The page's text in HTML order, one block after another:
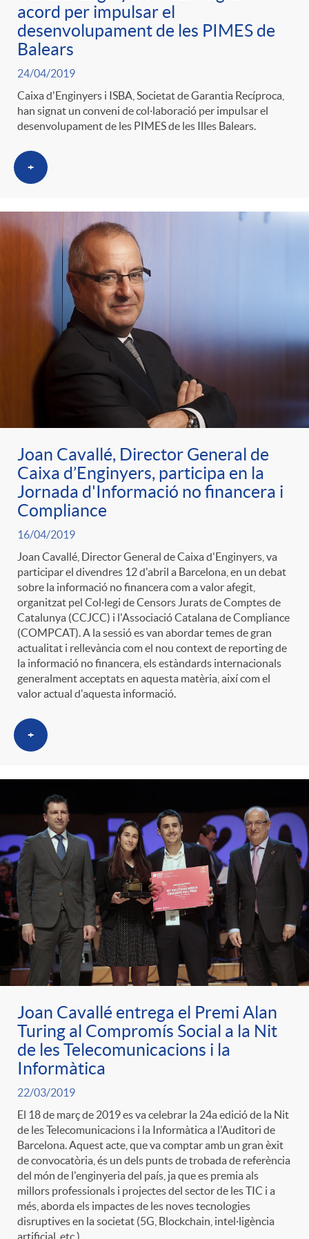
t
r
o
C
t
i
a
s
n
g
u
t
s
acord per impulsar el
desenvolupament de les PIMES de
Balears
24/04/2019
Caixa d'Enginyers i ISBA, Societat de Garantia Recíproca,
han signat un conveni de col·laboració per impulsar el
desenvolupament de les PIMES de les Illes Balears.
+
Joan Cavallé, Director General de
Caixa d’Enginyers, participa en la
Jornada d'Informació no financera i
Compliance
16/04/2019
Joan Cavallé, Director General de Caixa d'Enginyers, va
participar el divendres 12 d'abril a Barcelona, en un debat
sobre la informació no financera com a valor afegit,
organitzat pel Col·legi de Censors Jurats de Comptes de
Catalunya (CCJCC) i l'Associació Catalana de Compliance
(COMPCAT). A la sessió es van abordar temes de gran
actualitat i rellevància com el nou context de reporting de
la informació no financera, els estàndards internacionals
generalment acceptats en aquesta matèria, així com el
valor actual d'aquesta informació.
+
Joan Cavallé entrega el Premi Alan
Turing al Compromís Social a la Nit
de les Telecomunicacions i la
Informàtica
22/03/2019
El 18 de març de 2019 es va celebrar la 24a edició de la Nit
de les Telecomunicacions i la Informàtica a l’Auditori de
Barcelona. Aquest acte, que va comptar amb un gran èxit
de convocatòria, és un dels punts de trobada de referència
del món de l'enginyeria del país, ja que es premia als
millors professionals i projectes del sector de les TIC i a
més, aborda els impactes de les noves tecnologies
disruptives en la societat (5G, Blockchain, intel·ligència
artificial, etc.).